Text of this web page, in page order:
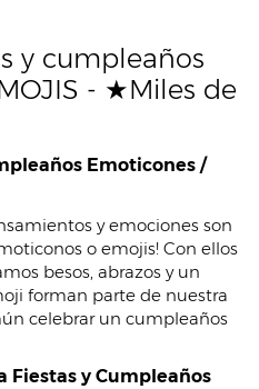
y cumpleaños
- ★Miles de
Emoticones /
y emociones son
o emojis! Con ellos
besos, abrazos y un
forman parte de nuestra
celebrar un cumpleaños
Fiestas y Cumpleaños